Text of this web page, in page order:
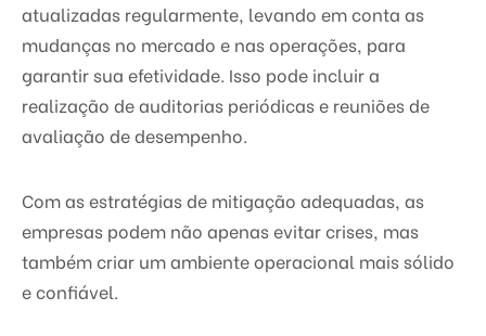
atualizadas regularmente, levando em conta as
mudanças no mercado e nas operações, para
garantir sua efetividade. Isso pode incluir a
realização de auditorias periódicas e reuniões de
avaliação de desempenho.
Com as estratégias de mitigação adequadas, as
empresas podem não apenas evitar crises, mas
também criar um ambiente operacional mais sólido
e confiável.